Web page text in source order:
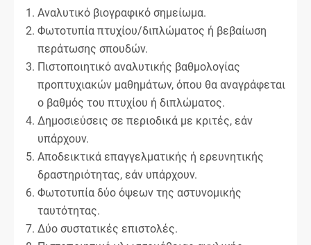
Αναλυτικό βιογραφικό σημείωμα.
Φωτοτυπία πτυχίου/διπλώματος ή βεβαίωση
περάτωσης σπουδών.
Πιστοποιητικό αναλυτικής βαθμολογίας
προπτυχιακών μαθημάτων, όπου θα αναγράφεται
ο βαθμός του πτυχίου ή διπλώματος.
Δημοσιεύσεις σε περιοδικά με κριτές, εάν
υπάρχουν.
Αποδεικτικά επαγγελματικής ή ερευνητικής
δραστηριότητας, εάν υπάρχουν.
Φωτοτυπία δύο όψεων της αστυνομικής
ταυτότητας.
Δύο συστατικές επιστολές.